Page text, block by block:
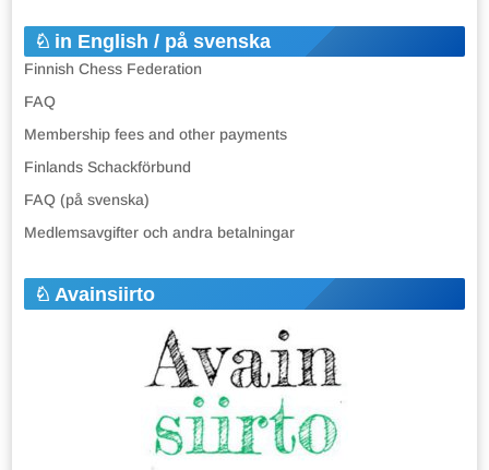
in English / på svenska
Finnish Chess Federation
FAQ
Membership fees and other payments
Finlands Schackförbund
FAQ (på svenska)
Medlemsavgifter och andra betalningar
Avainsiirto